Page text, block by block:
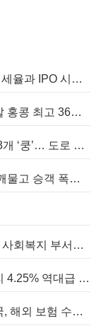
[홍콩뉴스] 외국인 금융 전문가들, 낮은 세율과 IPO 시장 회복에 홍콩으로 '대거 복귀'
[홍콩날씨] 태풍 ‘돌핀’ 영향… 이번 주말 홍콩 최고 36도 폭염 비상
[홍콩사고] 퉁충서 3톤 짜리 드릴 비트 3개 ‘쿵’… 도로 파손·교통 마비
[홍콩뉴스] 싱가포르 창이공항서 경찰 깨물고 승객 폭행한 홍콩 모자, 결국 감옥행
[홍콩사건] 5세 아동 학대 사망 사건 후, 사회복지 부서에 내부 검토 및 교육 강화 촉구
[홍콩뉴스] "어르신 모십니다" 최소 금리 4.25% 역대급 혜택, 홍콩 실버채권 발행
[홍콩금융] "홍콩 보험 과세 폭탄"…중국, 해외 보험 수익에 20% 세금 부과로 관련주 급락